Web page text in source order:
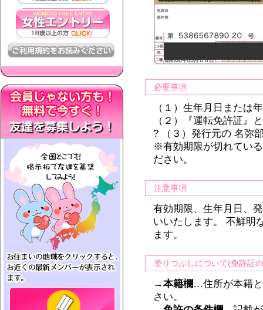
必要事項
（１）生年月日または
（２）『運転免許証』
? （３）発行元の 名弥
※有効期限が切れてい
ださい。
注意事項
有効期限、生年月日、
いいたします。 不鮮明
ます。
塗りつぶしについて(免許証
→本籍欄…住所が本籍
さい。